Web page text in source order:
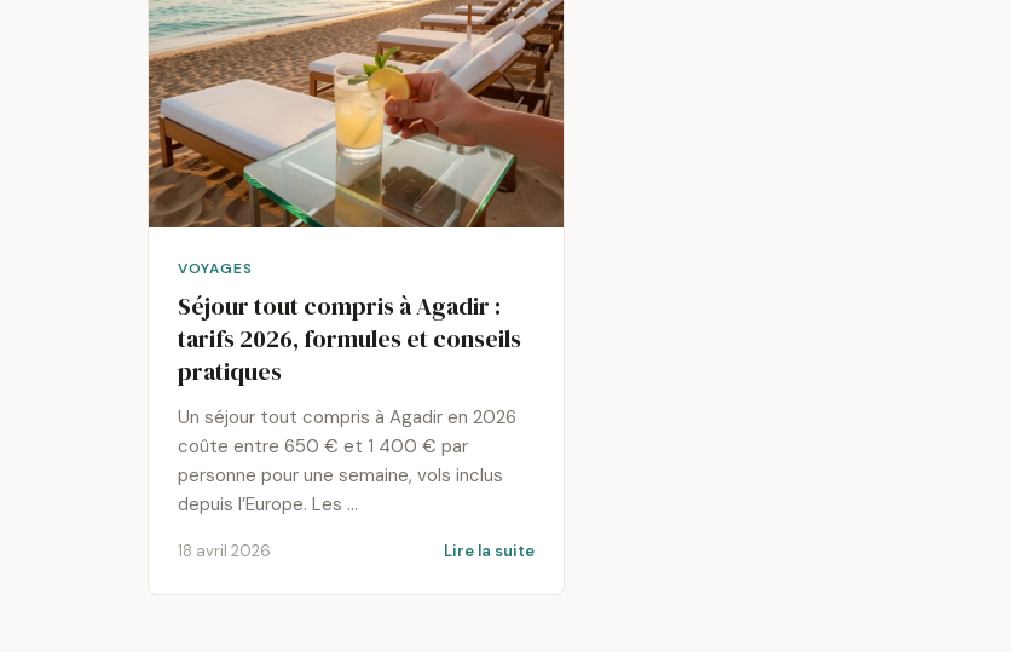
VOYAGES
Séjour tout compris à Agadir :
tarifs 2026, formules et conseils
pratiques
Un séjour tout compris à Agadir en 2026
coûte entre 650 € et 1 400 € par
personne pour une semaine, vols inclus
depuis l’Europe. Les …
18 avril 2026 Lire la suite